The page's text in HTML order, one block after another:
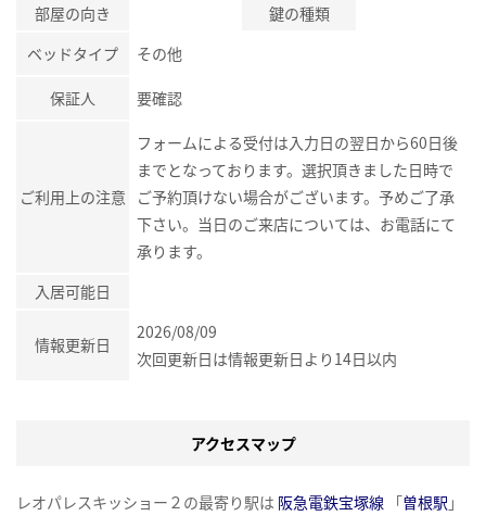
部屋の向き
鍵の種類
ベッドタイプ
その他
保証人 要確認
ご利用上の注意
フォームによる受付は入力日の翌日から60日後
までとなっております。選択頂きました日時で
ご予約頂けない場合がございます。予めご了承
下さい。当日のご来店については、お電話にて
承ります。
入居可能日
情報更新日
2026/08/09
次回更新日は情報更新日より14日以内
アクセスマップ
レオパレスキッショー２の最寄り駅は 阪急電鉄宝塚線 「曽根駅 」